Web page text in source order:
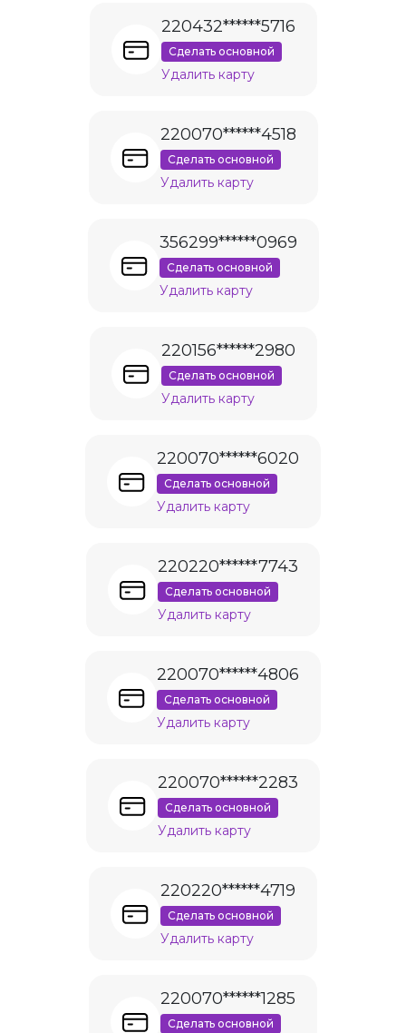
220432******5716
Сделать основной
Удалить карту
220070******4518
Сделать основной
Удалить карту
356299******0969
Сделать основной
Удалить карту
220156******2980
Сделать основной
Удалить карту
220070******6020
Сделать основной
Удалить карту
220220******7743
Сделать основной
Удалить карту
220070******4806
Сделать основной
Удалить карту
220070******2283
Сделать основной
Удалить карту
220220******4719
Сделать основной
Удалить карту
220070******1285
Сделать основной